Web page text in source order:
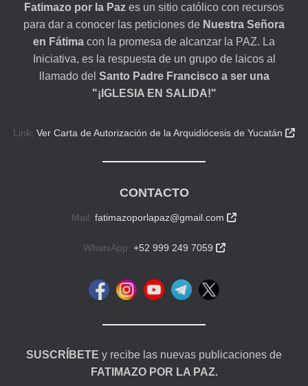
Fatimazo por la Paz es un sitio católico con recursos
para dar a conocer las peticiones de Nuestra Señora
en Fátima con la promesa de alcanzar la PAZ. La
Iniciativa, es la respuesta de un grupo de laicos al
llamado del Santo Padre Francisco a ser una
"¡IGLESIA EN SALIDA!"
Link: Ver Carta de Autorización de la Arquidiócesis de Yucatán 
CONTACTO
Mail: fatimazoporlapaz@gmail.com 
WhatsApp: +52 999 249 7059 
SUSCRÍBETE y recibe las nuevas publicaciones de
FATIMAZO POR LA PAZ.